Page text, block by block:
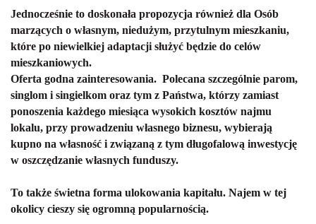
Jednocześnie to doskonała propozycja również dla Osób
marzących o własnym, niedużym, przytulnym mieszkaniu,
które po niewielkiej adaptacji służyć będzie do celów
mieszkaniowych.
Oferta godna zainteresowania. Polecana szczególnie parom,
singlom i singielkom oraz tym z Państwa, którzy zamiast
ponoszenia każdego miesiąca wysokich kosztów najmu
lokalu, przy prowadzeniu własnego biznesu, wybierają
kupno na własność i związaną z tym długofalową inwestycję
w oszczędzanie własnych funduszy.
To także świetna forma ulokowania kapitału. Najem w tej
okolicy cieszy się ogromną popularnością.